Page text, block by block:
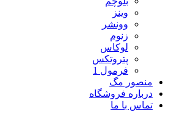
وینز
وونشر
زنوم
لوکاس
پتروتکس
فرمول 1
منصور مگ
درباره فروشگاه
تماس با ما